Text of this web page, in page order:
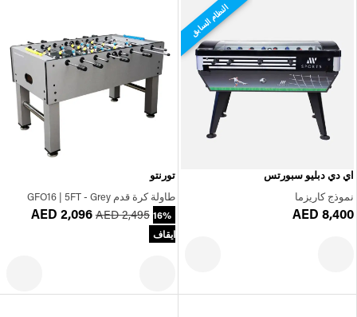
النظام السابق
اي دي دبليو سبورتس
نموذج كاريزما
AED 8,400
تورنتو
طاولة كرة قدم GFO16 | 5FT - Grey
AED 2,096 AED 2,495 16%
ايقاف